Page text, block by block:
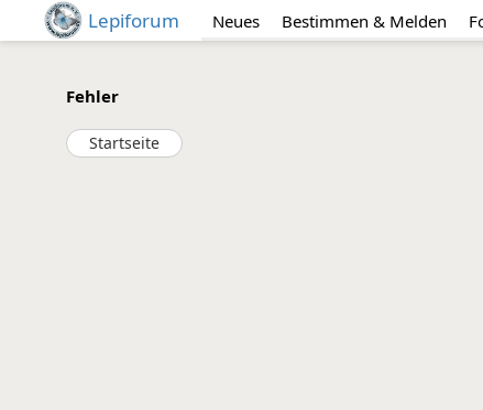
Lepiforum Neues Bestimmen & Melden
Fehler
Startseite